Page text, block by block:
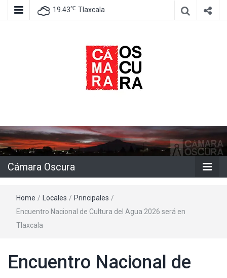
19.43℃ Tlaxcala
Cámara
Oscura
Cámara Oscura
Home / Locales / Principales /
Encuentro Nacional de Cultura del Agua 2026 será en
Tlaxcala
Encuentro Nacional de